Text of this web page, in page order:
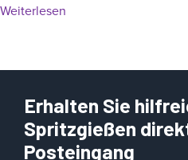
Weiterlesen
Erhalten Sie
Spritzgießen
Posteingang